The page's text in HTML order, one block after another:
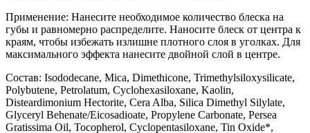
Применение: Нанесите необходимое количество блеска на
губы и равномерно распределите. Наносите блеск от центра к
краям, чтобы избежать излишне плотного слоя в уголках. Для
максимального эффекта нанесите двойной слой в центре.
Состав: Isododecane, Mica, Dimethicone, Trimethylsiloxysilicate,
Polybutene, Petrolatum, Cyclohexasiloxane, Kaolin,
Disteardimonium Hectorite, Cera Alba, Silica Dimethyl Silylate,
Glyceryl Behenate/Eicosadioate, Propylene Carbonate, Persea
Gratissima Oil, Tocopherol, Cyclopentasiloxane, Tin Oxide*,